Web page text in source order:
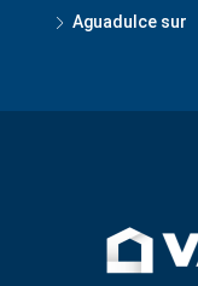
Aguadulce sur